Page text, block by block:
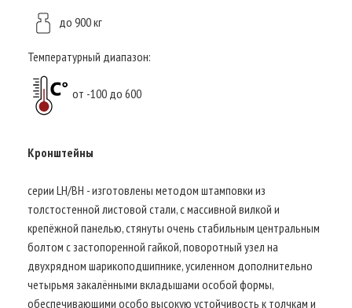
до 900 кг
Температурный диапазон:
от -100 до 600
Кронштейны
серии LH/BH - изготовлены методом штамповки из
толстостенной листовой стали, с массивной вилкой и
крепёжной панелью, стянуты очень стабильным центральным
болтом с застопоренной гайкой, поворотный узел на
двухрядном шарикоподшипнике, усиленном дополнительно
четырьмя закалёнными вкладышами особой формы,
обеспечивающими особо высокую устойчивость к толчкам и